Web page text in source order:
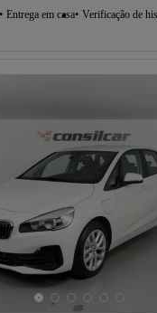
Entrega em casa Verificação de